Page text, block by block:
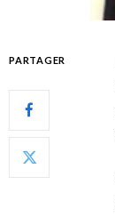
PARTAGER